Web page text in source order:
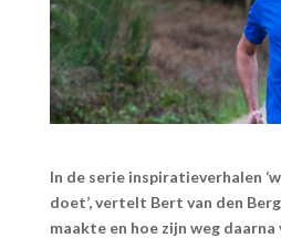
In de serie inspiratieverhalen
doet’, vertelt Bert van den
maakte en hoe zijn weg daarna